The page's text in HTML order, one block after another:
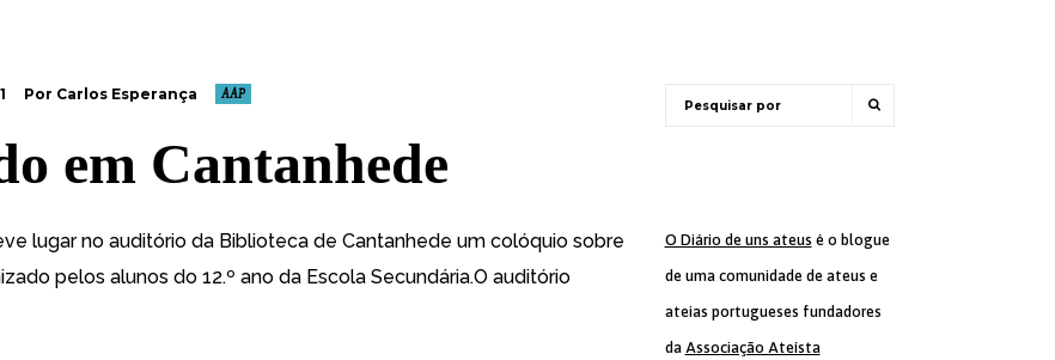
Por Carlos Esperança AAP
em Cantanhede
lugar no auditório da Biblioteca de Cantanhede um colóquio sobre
pelos alunos do 12.º ano da Escola Secundária.O auditório
O Diário de uns ateus é o blogue
de uma comunidade de ateus e
ateias portugueses fundadores
da Associação Ateísta